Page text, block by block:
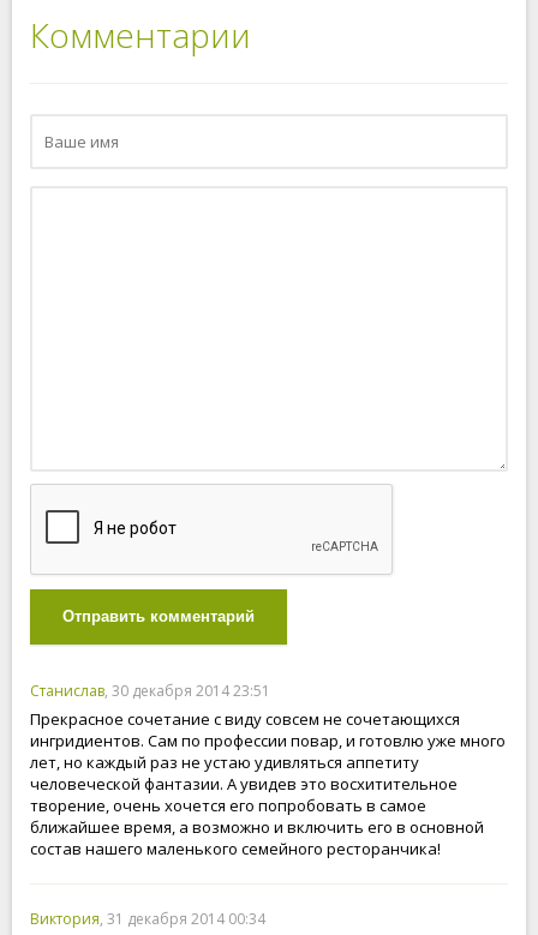
Комментарии
Отправить комментарий
Станислав, 30 декабря 2014 23:51
Прекрасное сочетание с виду совсем не сочетающихся
ингридиентов. Сам по профессии повар, и готовлю уже много
лет, но каждый раз не устаю удивляться аппетиту
человеческой фантазии. А увидев это восхитительное
творение, очень хочется его попробовать в самое
ближайшее время, а возможно и включить его в основной
состав нашего маленького семейного ресторанчика!
Виктория, 31 декабря 2014 00:34